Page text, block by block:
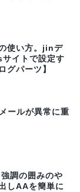
使い方。jinデ
イトで設定す
グパーツ】
ールが異常に重
調の囲みのや
しAAを簡単に